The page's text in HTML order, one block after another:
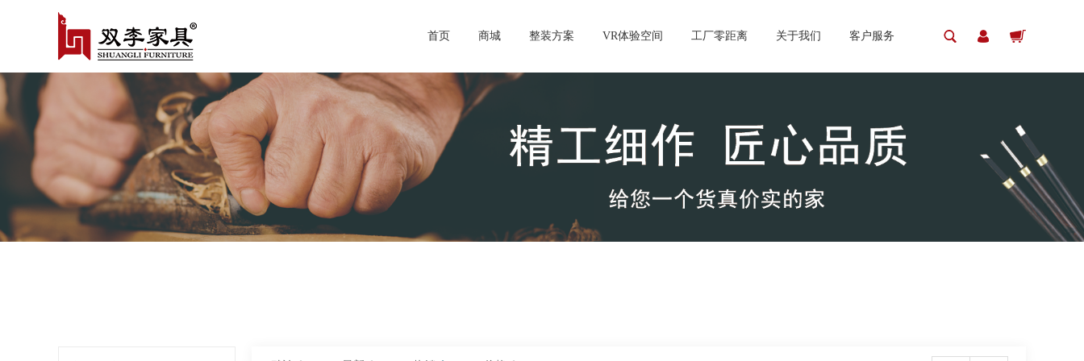
首页 商城 整装方案 VR体验空间 工厂零距离 关于我们 客户服务